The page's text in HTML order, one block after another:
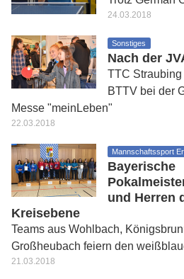
24.03.2018
Sonstiges
Nach der
TTC
BTTV bei der
Messe "meinLeben"
22.03.2018
Mannschaftssport
Bayerische
und Herren
Kreisebene
Teams aus Wohlbach,
Großheubach feiern den
21.03.2018